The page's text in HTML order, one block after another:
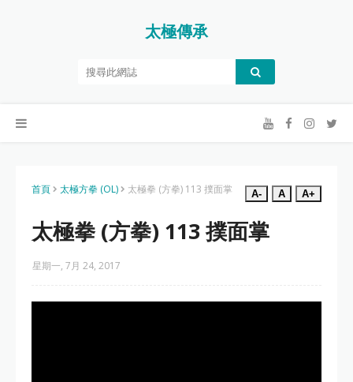
太極傳承
首頁 太極方拳 (OL) 太極拳 (方拳) 113 撲面掌 A- A A+
太極拳 (方拳) 113 撲面掌
星期一, 7月 24, 2017